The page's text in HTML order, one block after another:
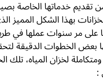
تقديم خدماتها الخاصة
بهذا الشكل المميز
على مر سنوات عملها في
بعض الخطوات الدقيقة
لخزان المياه، تلك
: